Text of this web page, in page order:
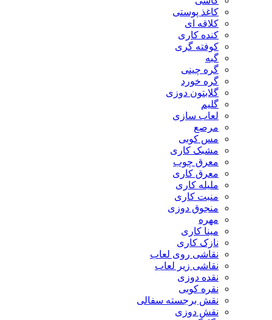
کاغذ پوستی
کلاقه ای
کنده کاری
کوفته گری
گبه
گره چینی
گره خورد
گلابتون دوزی
گلیم
لعاب سازی
مرصع
مس کوبی
مشبک کاری
معرق چوب
معرق کاری
مليله کاری
منبت کاری
منجوق دوزی
مهره
مینا کاری
نازک کاری
نقاشی روی لعاب
نقاشی زیر لعاب
نقده دوزی
نقره کوبی
نقش برجسته سفالی
نقش دوزی